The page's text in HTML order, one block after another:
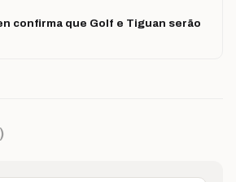
confirma que Golf e Tiguan serão